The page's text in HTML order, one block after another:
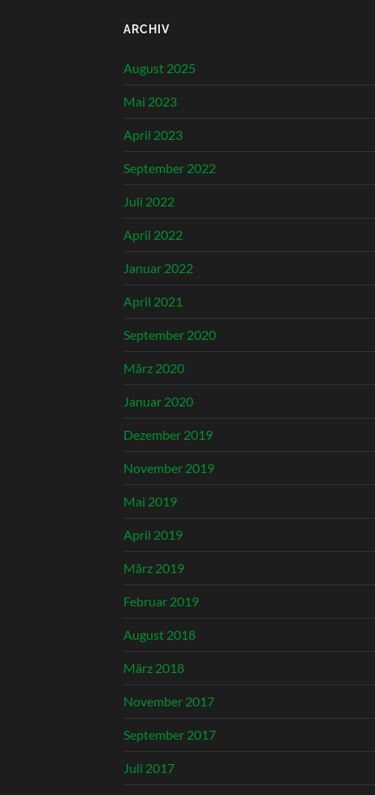
ARCHIV
August 2025
Mai 2023
April 2023
September 2022
Juli 2022
April 2022
Januar 2022
April 2021
September 2020
März 2020
Januar 2020
Dezember 2019
November 2019
Mai 2019
April 2019
März 2019
Februar 2019
August 2018
März 2018
November 2017
September 2017
Juli 2017